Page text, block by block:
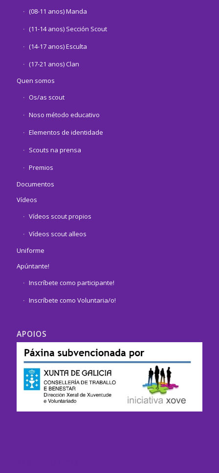
(08-11 anos) Manda
(11-14 anos) Sección Scout
(14-17 anos) Esculta
(17-21 anos) Clan
Quen somos
Os/as scout
Noso método educativo
Elementos de identidade
Scouts na prensa
Premios
Documentos
Vídeos
Vídeos scout propios
Vídeos scout alleos
Uniforme
Apúntante!
Inscríbete como participante!
Inscríbete como Voluntaria/o!
APOIOS